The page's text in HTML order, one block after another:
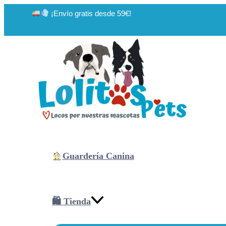
¡Envío gratis desde 59€!
Guardería Canina
🛍 Tienda